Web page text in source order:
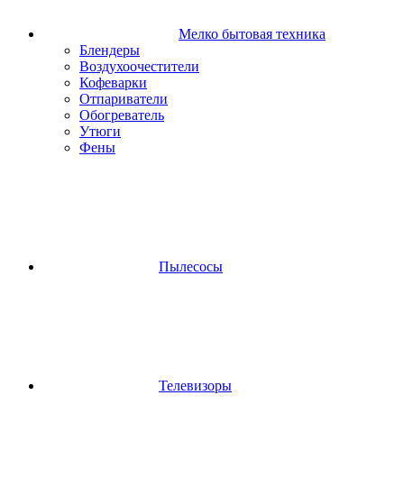
Мелко бытовая техника
Блендеры
Воздухоочестители
Кофеварки
Отпариватели
Обогреватель
Утюги
Фены
Пылесосы
Телевизоры